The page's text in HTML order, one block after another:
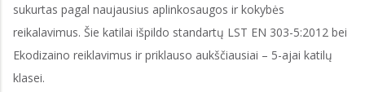
sukurtas pagal naujausius aplinkosaugos ir kokybės
reikalavimus. Šie katilai išpildo standartų LST EN 303-5:2012 bei
Ekodizaino reiklavimus ir priklauso aukščiausiai – 5-ajai katilų
klasei.